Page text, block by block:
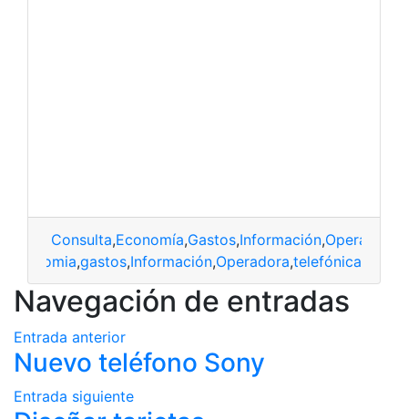
Consulta,Economía,Gastos,Información,Operadora
Economia,gastos,Información,Operadora,telefónica
Navegación de entradas
Entrada anterior
Nuevo teléfono Sony
Entrada siguiente